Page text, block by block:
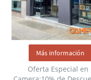
Oferta Especial en
Más información